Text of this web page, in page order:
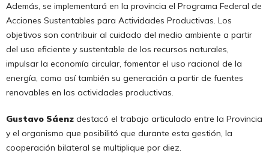
Además, se implementará en la provincia el Programa Federal de
Acciones Sustentables para Actividades Productivas. Los
objetivos son contribuir al cuidado del medio ambiente a partir
del uso eficiente y sustentable de los recursos naturales,
impulsar la economía circular, fomentar el uso racional de la
energía, como así también su generación a partir de fuentes
renovables en las actividades productivas.
Gustavo Sáenz destacó el trabajo articulado entre la Provincia
y el organismo que posibilitó que durante esta gestión, la
cooperación bilateral se multiplique por diez.